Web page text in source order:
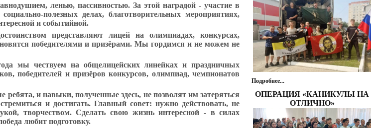
ленью, пассивностью. За этой наградой - участие в
полезных делах, благотворительных мероприятиях,
и событийной.
представляют лицей на олимпиадах, конкурсах,
победителями и призёрами. Мы гордимся и не можем не
мы чествуем на общелицейских линейках и праздничных
победителей и призёров конкурсов, олимпиад, чемпионатов
ребята, и навыки, полученные здесь, не позволят им затеряться
и достигать. Главный совет: нужно действовать, не
творчеством. Сделать свою жизнь интересной - в силах
любит подготовку.
Подробнее...
ОПЕРАЦИЯ «КАНИКУЛЫ НА
ОТЛИЧНО»